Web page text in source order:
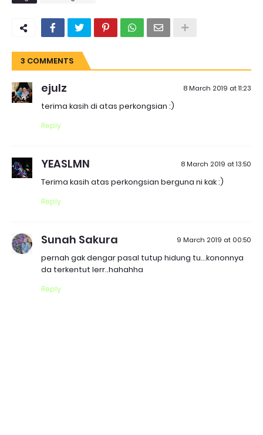
3 COMMENTS
ejulz 8 March 2019 at 11:23
terima kasih di atas perkongsian :)
Reply
YEASLMN 8 March 2019 at 13:50
Terima kasih atas perkongsian berguna ni kak :)
Reply
Sunah Sakura 9 March 2019 at 00:50
pernah gak dengar pasal tutup hidung tu...kononnya
da terkentut lerr..hahahha
Reply